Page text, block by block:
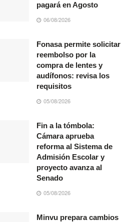
pagará en Agosto
06/08/2026
Fonasa permite solicitar
reembolso por la
compra de lentes y
audífonos: revisa los
requisitos
05/08/2026
Fin a la tómbola:
Cámara aprueba
reforma al Sistema de
Admisión Escolar y
proyecto avanza al
Senado
05/08/2026
Minvu prepara cambios